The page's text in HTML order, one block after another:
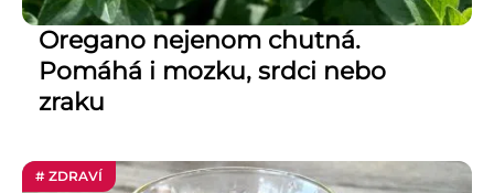
Oregano nejenom chutná.
Pomáhá i mozku, srdci nebo
zraku
# ZDRAVÍ